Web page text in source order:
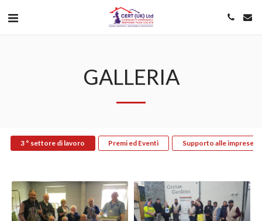
GALLERIA
3 ° settore di lavoro Premi ed Eventi Supporto alle imprese